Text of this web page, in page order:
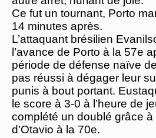
Ce fut un tournant, Porto
14 minutes après.
L’attaquant brésilien
l’avance de Porto à la 57e
période de défense naïve
pas réussi à dégager leur
punis à bout portant.
le score à 3-0 à l’heure de
complété un doublé grâce
d’Otavio à la 70e.